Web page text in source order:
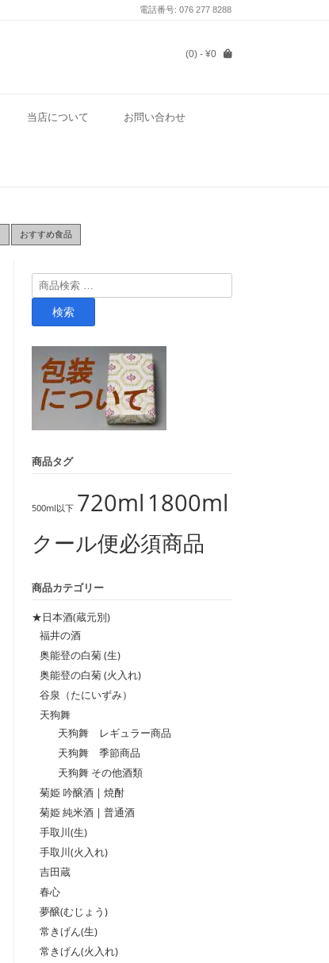
電話番号: 076 277 8288
(0) - ¥0
当店について お問い合わせ
おすすめ食品
検
索
検索
商品タグ
500ml以下 720ml 1800ml
クール便必須商品
商品カテゴリー
★日本酒(蔵元別)
福井の酒
奥能登の白菊 (生)
奥能登の白菊 (火入れ)
谷泉（たにいずみ）
天狗舞
天狗舞 レギュラー商品
天狗舞 季節商品
天狗舞 その他酒類
菊姫 吟醸酒 | 焼酎
菊姫 純米酒 | 普通酒
手取川(生)
手取川(火入れ)
吉田蔵
春心
夢醸(むじょう)
常きげん(生)
常きげん(火入れ)